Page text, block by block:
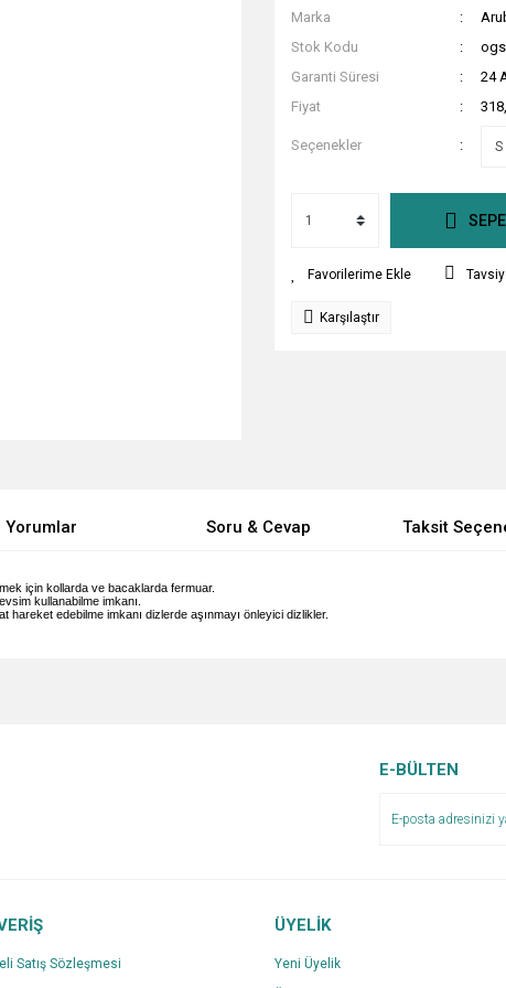
Marka
Stok Kodu
Garanti Süresi
24
Fiyat
Seçenekler
Karşılaştır
Yorumlar Soru & Cevap Taksit
için kollarda ve bacaklarda fermuar.
kullanabilme imkanı.
edebilme imkanı dizlerde aşınmayı önleyici dizlikler.
E-BÜLTEN
Satış Sözleşmesi
ÜYELİK
Yeni Üyelik